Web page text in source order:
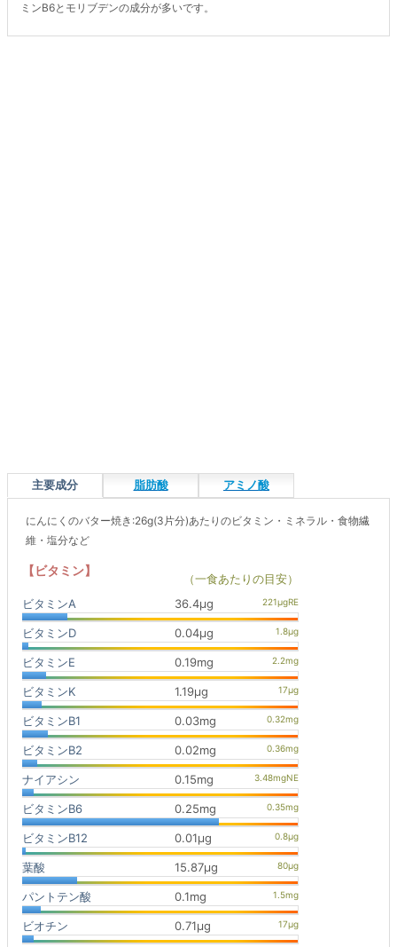
ミンB6とモリブデンの成分が多いです。
主要成分 脂肪酸 アミノ酸
にんにくのバター焼き:26g(3片分)あたりのビタミン・ミネラル・食物繊
維・塩分など
【ビタミン】
（一食あたりの目安）
ビタミンA
36.4μg
ビタミンD 0.04μg
ビタミンE 0.19mg
ビタミンK 1.19μg
ビタミンB1 0.03mg
ビタミンB2 0.02mg
ナイアシン 0.15mg
ビタミンB6 0.25mg
ビタミンB12 0.01μg
葉酸 15.87μg
パントテン酸 0.1mg
ビオチン 0.71μg